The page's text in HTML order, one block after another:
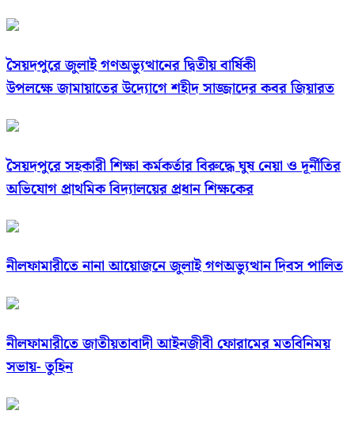
সৈয়দপুরে জুলাই গণঅভ্যুত্থানের দ্বিতীয় বার্ষিকী
উপলক্ষে জামায়াতের উদ্যোগে শহীদ সাজ্জাদের কবর জিয়ারত
সৈয়দপুরে সহকারী শিক্ষা কর্মকর্তার বিরুদ্ধে ঘুষ নেয়া ও দূর্নীতির
অভিযোগ প্রাথমিক বিদ্যালয়ের প্রধান শিক্ষকের
নীলফামারীতে নানা আয়োজনে জুলাই গণঅভ্যুত্থান দিবস পালিত
নীলফামারীতে জাতীয়তাবাদী আইনজীবী ফোরামের মতবিনিময়
সভায়- তুহিন